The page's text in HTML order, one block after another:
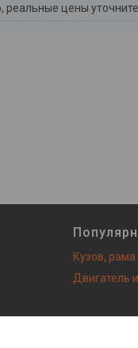
реальные цены
Кузов, рама
Двигатель